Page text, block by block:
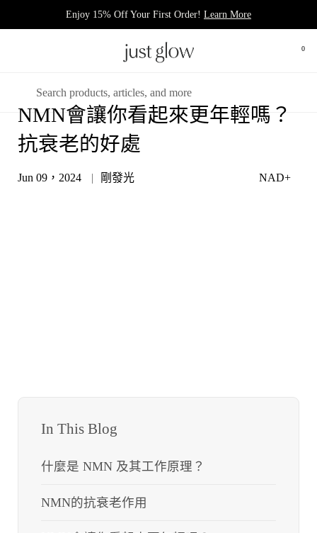
Enjoy 15% Off Your First Order! Learn More
打
0
NMN會讓你看起來更年輕嗎？
抗衰老的好處
Jun 09，2024 剛發光 NAD+
In This Blog
什麼是 NMN 及其工作原理？
NMN的抗衰老作用